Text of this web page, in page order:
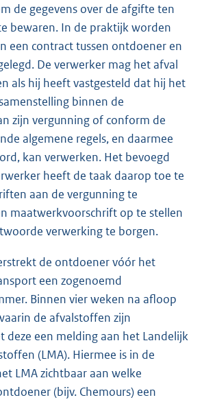
de gegevens over de afgifte ten
bewaren. In de praktijk worden
een contract tussen ontdoener en
De verwerker mag het afval
als hij heeft vastgesteld dat hij het
binnen de
zijn vergunning of conform de
algemene regels, en daarmee
kan verwerken. Het bevoegd
heeft de taak daarop toe te
aan de vergunning te
maatwerkvoorschrift op te stellen
verwerking te borgen.
de ontdoener vóór het
een zogenoemd
Binnen vier weken na afloop
de afvalstoffen zijn
deze een melding aan het Landelijk
(LMA). Hiermee is in de
LMA zichtbaar aan welke
(bijv. Chemours) een